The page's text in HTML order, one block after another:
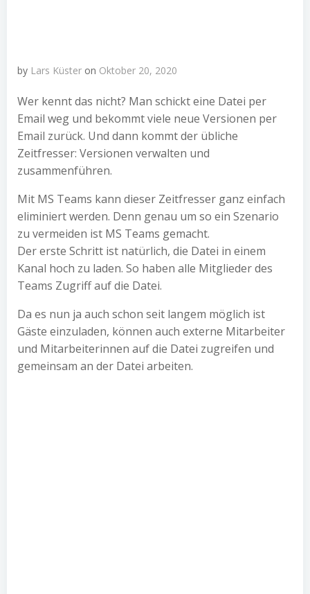
by Lars Küster on Oktober 20, 2020
Wer kennt das nicht? Man schickt eine Datei per
Email weg und bekommt viele neue Versionen per
Email zurück. Und dann kommt der übliche
Zeitfresser: Versionen verwalten und
zusammenführen.
Mit MS Teams kann dieser Zeitfresser ganz einfach
eliminiert werden. Denn genau um so ein Szenario
zu vermeiden ist MS Teams gemacht.
Der erste Schritt ist natürlich, die Datei in einem
Kanal hoch zu laden. So haben alle Mitglieder des
Teams Zugriff auf die Datei.
Da es nun ja auch schon seit langem möglich ist
Gäste einzuladen, können auch externe Mitarbeiter
und Mitarbeiterinnen auf die Datei zugreifen und
gemeinsam an der Datei arbeiten.